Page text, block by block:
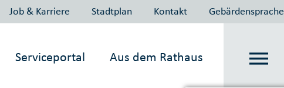
Job & Karriere Stadtplan Kontakt Gebärdensprache
Serviceportal Aus dem Rathaus